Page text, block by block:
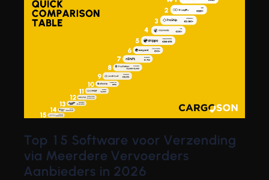
Top 15 Software voor Verzending
via Meerdere Vervoerders
Aanbieders in 2026